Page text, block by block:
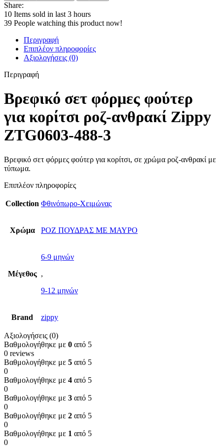
Share:
10 Items sold in last 3 hours
39 People watching this product now!
Περιγραφή
Επιπλέον πληροφορίες
Αξιολογήσεις (0)
Περιγραφή
Βρεφικό σετ φόρμες φούτερ
για κορίτσι ροζ-ανθρακί Zippy
ZTG0603-488-3
Βρεφικό σετ φόρμες φούτερ για κορίτσι, σε χρώμα ροζ-ανθρακί με
τύπωμα.
Επιπλέον πληροφορίες
Collection Φθινόπωρο-Χειμώνας
Χρώμα ΡΟΖ ΠΟΥΔΡΑΣ ΜΕ ΜΑΥΡΟ
Μέγεθος
6-9 μηνών
,
9-12 μηνών
Brand zippy
Αξιολογήσεις (0)
Βαθμολογήθηκε με 0 από 5
0 reviews
Βαθμολογήθηκε με 5 από 5
0
Βαθμολογήθηκε με 4 από 5
0
Βαθμολογήθηκε με 3 από 5
0
Βαθμολογήθηκε με 2 από 5
0
Βαθμολογήθηκε με 1 από 5
0